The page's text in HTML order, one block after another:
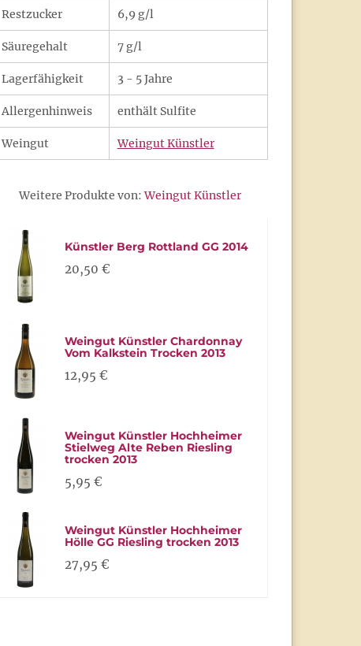
Restzucker 6,9 g/l
Säuregehalt 7 g/l
Lagerfähigkeit 3 - 5 Jahre
Allergenhinweis enthält Sulfite
Weingut Weingut Künstler
Weitere Produkte von:Weingut Künstler
Künstler Berg Rottland GG 2014
20,50 €
Weingut Künstler Chardonnay
Vom Kalkstein Trocken 2013
12,95 €
Weingut Künstler Hochheimer
Stielweg Alte Reben Riesling
trocken 2013
5,95 €
Weingut Künstler Hochheimer
Hölle GG Riesling trocken 2013
27,95 €